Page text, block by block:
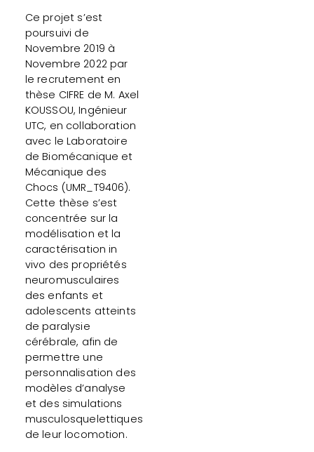
Ce projet s’est
poursuivi de
Novembre 2019 à
Novembre 2022 par
le recrutement en
thèse CIFRE de M. Axel
KOUSSOU, Ingénieur
UTC, en collaboration
avec le Laboratoire
de Biomécanique et
Mécanique des
Chocs (UMR_T9406).
Cette thèse s’est
concentrée sur la
modélisation et la
caractérisation in
vivo des propriétés
neuromusculaires
des enfants et
adolescents atteints
de paralysie
cérébrale, afin de
permettre une
personnalisation des
modèles d’analyse
et des simulations
musculosquelettiques
de leur locomotion.